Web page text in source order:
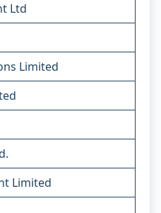
Ltd
Limited
Limited